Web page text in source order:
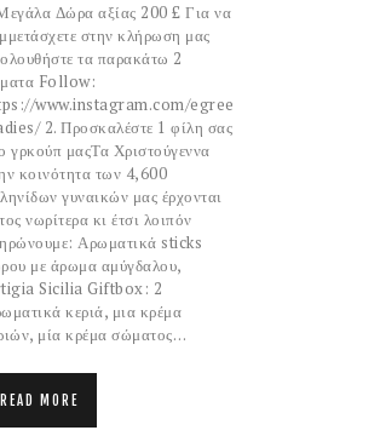
Δώρα αξίας 200 £ Για να
στην κλήρωση μας
τα παρακάτω 2
Follow:
www.instagram.com/egree
2. Προσκαλέστε 1 φίλη σας
γρκούπ μαςΤα Χριστούγεννα
κοινότητα των 4,600
γυναικών μας έρχονται
νωρίτερα κι έτσι λοιπόν
Αρωματικά sticks
με άρωμα αμύγδαλου,
Sicilia Giftbox: 2
κεριά, μια κρέμα
μία κρέμα σώματος…
READ MORE